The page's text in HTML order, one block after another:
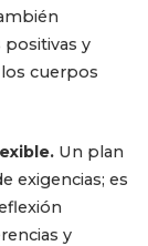
positivas y
cuerpos
Un plan
exigencias; es
y